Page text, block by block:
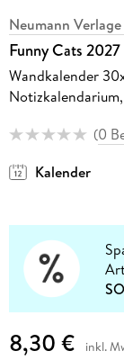
Neumann
Funny Cats 2027
Wandkalender
(0
Kalender
8,30 € inkl.